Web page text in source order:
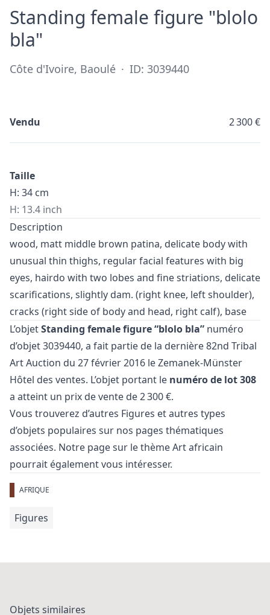
Standing female figure "blolo
bla"
Côte d'Ivoire, Baoulé · ID: 3039440
Vendu 2 300 €
Taille
H: 34 cm
H: 13.4 inch
Description
wood, matt middle brown patina, delicate body with
unusual thin thighs, regular facial features with big
eyes, hairdo with two lobes and fine striations, delicate
scarifications, slightly dam. (right knee, left shoulder),
cracks (right side of body and head, right calf), base
L’objetStanding female figure “blolo bla” numéro
d’objet 3039440, a fait partie de la dernière82nd Tribal
Art Auction du 27 février 2016 le Zemanek-Münster
Hôtel des ventes. L’objet portant le numéro de lot 308
a atteint un prix de vente de 2 300 €.
Vous trouverez d’autres Figures etautres types
d’objets populaires sur nos pages thématiques
associées. Notre page sur le thèmeArt africain
pourrait également vous intéresser.
AFRIQUE
Figures
Objets similaires